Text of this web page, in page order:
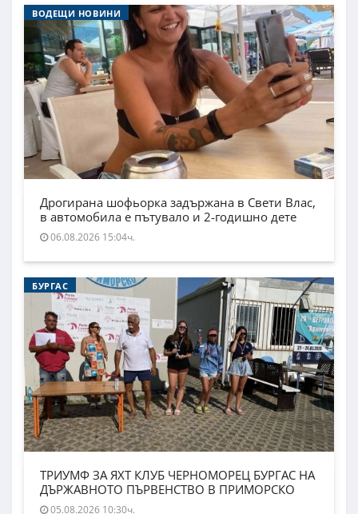
ВОДЕЩИ НОВИНИ
Дрогирана шофьорка задържана в Свети Влас,
в автомобила е пътувало и 2-годишно дете
06.08.2026 15:04ч.
БУРГАС
ТРИУМФ ЗА ЯХТ КЛУБ ЧЕРНОМОРЕЦ БУРГАС НА
ДЪРЖАВНОТО ПЪРВЕНСТВО В ПРИМОРСКО
05.08.2026 10:30ч.